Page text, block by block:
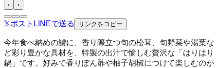
‹
›
𝕏ポスト LINEで送る リンクをコピー
今年食べ納めの鱧に、香り際立つ旬の松茸、旬野菜や湯葉な
ど彩り豊かな具材を、特製の出汁で愉しむ贅沢な「はりはり
鍋」です。好みで香りぽん酢や柚子胡椒につけて楽しむのが